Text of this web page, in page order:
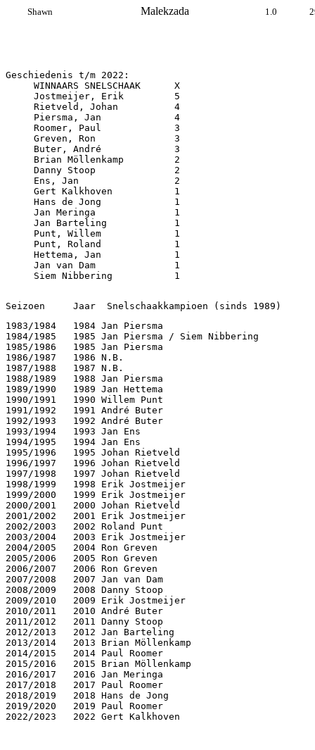
Shawn
Malekzada 1.0
Geschiedenis t/m 2022:
     WINNAARS SNELSCHAAK      X
     Jostmeijer, Erik         5
     Rietveld, Johan          4
     Piersma, Jan             4
     Roomer, Paul             3
     Greven, Ron              3
     Buter, André             3
     Brian Möllenkamp         2
     Danny Stoop              2
     Ens, Jan                 2
     Gert Kalkhoven           1
     Hans de Jong             1
     Jan Meringa              1
     Jan Barteling            1
     Punt, Willem             1
     Punt, Roland             1
     Hettema, Jan             1
     Jan van Dam              1
     Siem Nibbering           1
Seizoen     Jaar  Snelschaakkampioen (sinds
1983/1984   1984 Jan Piersma
1984/1985   1985 Jan Piersma / Siem Nibbering
1985/1986   1985 Jan Piersma
1986/1987   1986 N.B.
1987/1988   1987 N.B.
1988/1989   1988 Jan Piersma
1989/1990   1989 Jan Hettema
1990/1991   1990 Willem Punt
1991/1992   1991 André Buter
1992/1993   1992 André Buter
1993/1994   1993 Jan Ens
1994/1995   1994 Jan Ens
1995/1996   1995 Johan Rietveld
1996/1997   1996 Johan Rietveld
1997/1998   1997 Johan Rietveld
1998/1999   1998 Erik Jostmeijer
1999/2000   1999 Erik Jostmeijer
2000/2001   2000 Johan Rietveld
2001/2002   2001 Erik Jostmeijer
2002/2003   2002 Roland Punt
2003/2004   2003 Erik Jostmeijer
2004/2005   2004 Ron Greven
2005/2006   2005 Ron Greven
2006/2007   2006 Ron Greven
2007/2008   2007 Jan van Dam
2008/2009   2008 Danny Stoop
2009/2010   2009 Erik Jostmeijer
2010/2011   2010 André Buter
2011/2012   2011 Danny Stoop
2012/2013   2012 Jan Barteling
2013/2014   2013 Brian Möllenkamp
2014/2015   2014 Paul Roomer
2015/2016   2015 Brian Möllenkamp
2016/2017   2016 Jan Meringa
2017/2018   2017 Paul Roomer
2018/2019   2018 Hans de Jong
2019/2020   2019 Paul Roomer
2022/2023   2022 Gert Kalkhoven